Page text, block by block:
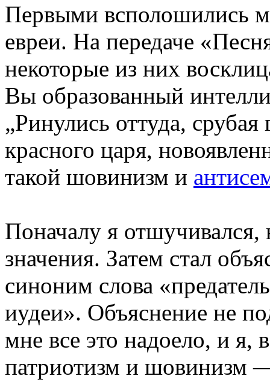
Первыми всполошились
евреи. На передаче
некоторые из них
Вы образованный
„Ринулись оттуда,
красного царя,
такой шовинизм и
Поначалу я отшучивался,
значения. Затем стал
синоним слова
иудеи». Объяснение не
мне все это надоело, и я,
патриотизм и шовинизм